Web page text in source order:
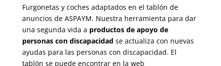
Furgonetas y coches adaptados en el tablón de
anuncios de ASPAYM. Nuestra herramienta para dar
una segunda vida a productos de apoyo de
personas con discapacidad se actualiza con nuevas
ayudas para las personas con discapacidad. El
tablón se puede encontrar en la web